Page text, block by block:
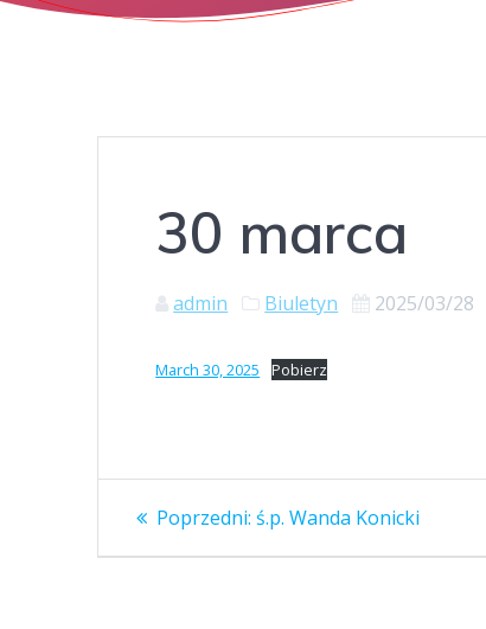
30 marca
admin Biuletyn 2025/03/28
March 30, 2025 Pobierz
Nawigacja
wpisu
Poprzedni: Poprzedni
ś.p. Wanda Konicki